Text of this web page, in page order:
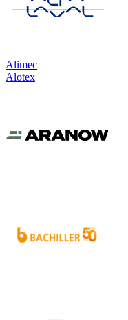
Alimec
Alotex